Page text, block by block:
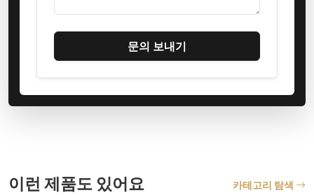
문의 보내기
이런 제품도 있어요 카테고리 탐색